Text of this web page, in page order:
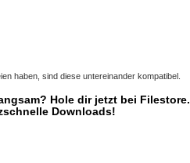
haben, sind diese untereinander kompatibel.
Hole dir jetzt bei
Downloads!